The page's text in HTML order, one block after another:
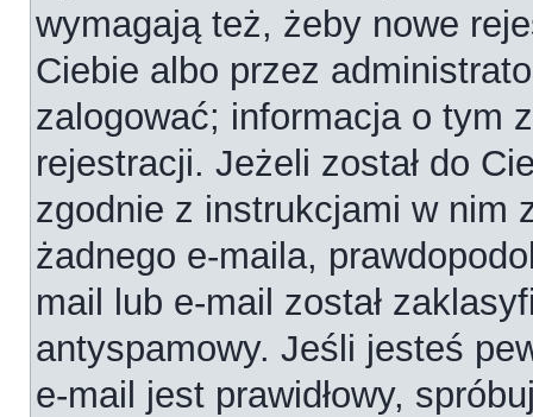
wymagają też, żeby nowe
Ciebie albo przez
zalogować; informacja o tym
rejestracji. Jeżeli został do
zgodnie z instrukcjami w nim
żadnego e-maila,
mail lub e-mail został
antyspamowy. Jeśli jesteś
e-mail jest prawidłowy,